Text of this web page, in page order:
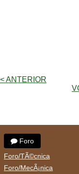
< ANTERIOR
Foro
Foro/TÃ©cnica
Foro/MecÃ¡nica